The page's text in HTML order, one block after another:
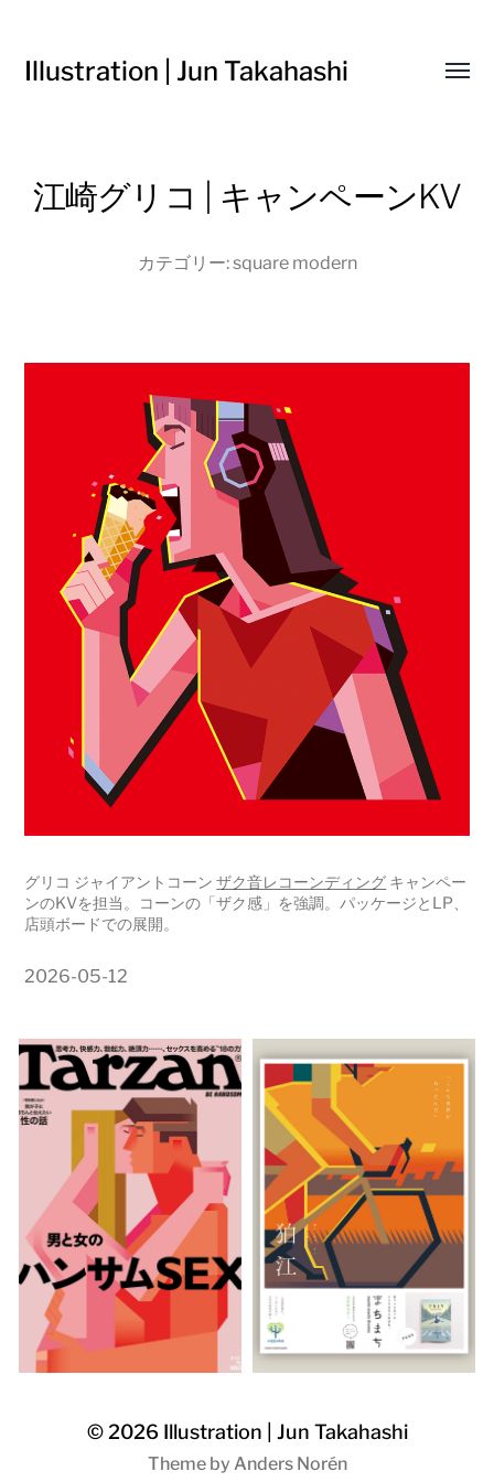
Illustration | Jun Takahashi
江崎グリコ | キャンペーンKV
カテゴリー:square modern
グリコ ジャイアントコーンザク音レコーンディング キャンペー
ンのKVを担当。コーンの「ザク感」を強調。パッケージとLP、
店頭ボードでの展開。
2026-05-12
© 2026 Illustration | Jun Takahashi
Theme by Anders Norén